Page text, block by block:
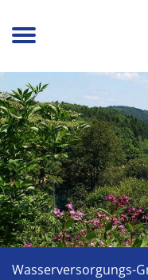
Wasserversorgungs-